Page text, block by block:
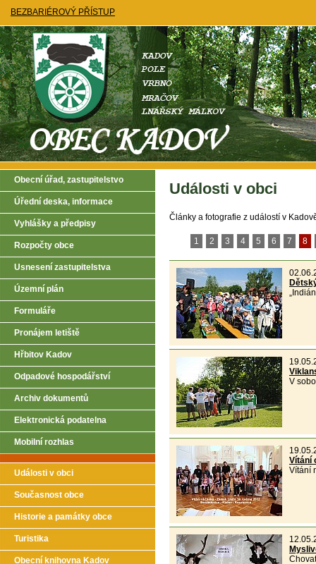
BEZBARIÉROVÝ PŘÍSTUP
Události v obci
Články a fotografie z událostí v
1 2 3 4 5 6 7 8
V
Vítání
Vítání
Obecní úřad, zastupitelstvo
Úřední deska, informace
Vyhlášky a předpisy
Rozpočty obce
Usnesení zastupitelstva
Územní plán
Formuláře
Pronájem letiště
Hřbitov Kadov
Odpadové hospodářství
Archiv dokumentů
Elektronická podatelna
Mobilní rozhlas
Události v obci
Současnost obce
Historie a památky obce
Turistika
Obecní knihovna Kadov